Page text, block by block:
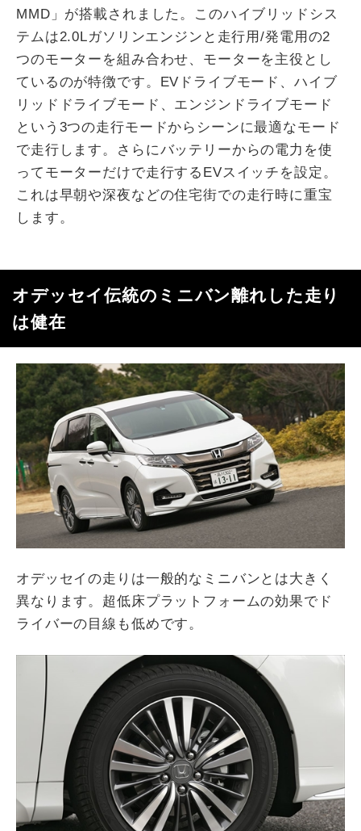
MMD」が搭載されました。このハイブリッドシス
テムは2.0Lガソリンエンジンと走行用/発電用の2
つのモーターを組み合わせ、モーターを主役とし
ているのが特徴です。EVドライブモード、ハイブ
リッドドライブモード、エンジンドライブモード
という3つの走行モードからシーンに最適なモード
で走行します。さらにバッテリーからの電力を使
ってモーターだけで走行するEVスイッチを設定。
これは早朝や深夜などの住宅街での走行時に重宝
します。
オデッセイ伝統のミニバン離れした走り
は健在
オデッセイの走りは一般的なミニバンとは大きく
異なります。超低床プラットフォームの効果でド
ライバーの目線も低めです。